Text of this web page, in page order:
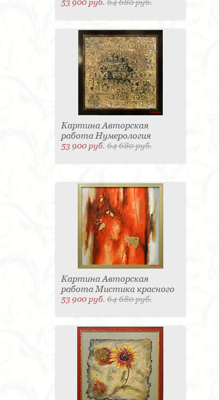
53 900 руб.64 680 руб.
Картина Авторская
работа Нумерология
53 900 руб.64 680 руб.
Картина Авторская
работа Мистика красного
53 900 руб.64 680 руб.